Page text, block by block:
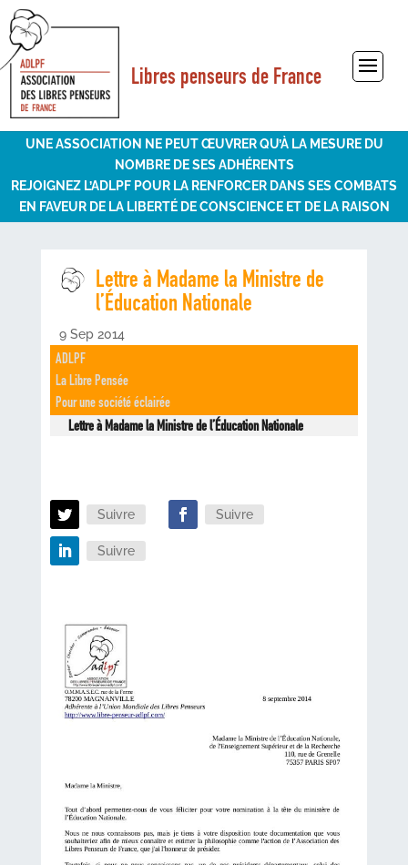
Libres penseurs de France
Sélectionner une page
UNE ASSOCIATION NE PEUT ŒUVRER QU’À LA MESURE DU
NOMBRE DE SES ADHÉRENTS
REJOIGNEZ L’ADLPF POUR LA RENFORCER DANS SES COMBATS
EN FAVEUR DE LA LIBERTÉ DE CONSCIENCE ET DE LA RAISON
Lettre à Madame la Ministre de
l’Éducation Nationale
9 Sep 2014
ADLPF
La Libre Pensée
Pour une société éclairée
Lettre à Madame la Ministre de l’Éducation Nationale
Suivre Suivre
Suivre